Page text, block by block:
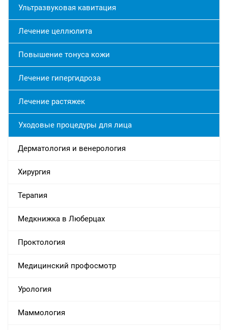
Ультразвуковая кавитация
Лечение целлюлита
Повышение тонуса кожи
Лечение гипергидроза
Лечение растяжек
Уходовые процедуры для лица
Дерматология и венерология
Хирургия
Терапия
Медкнижка в Люберцах
Проктология
Медицинский профосмотр
Урология
Маммология